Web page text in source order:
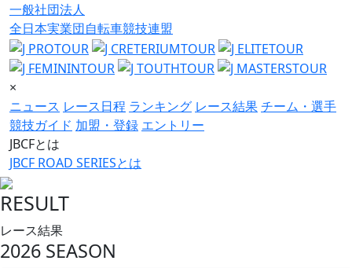
一般社団法人
全日本実業団自転車競技連盟
×
ニュース レース日程 ランキング レース結果チーム・選手
競技ガイド 加盟・登録 エントリー
JBCFとは
JBCF ROAD SERIESとは
RESULT
レース結果
2026 SEASON